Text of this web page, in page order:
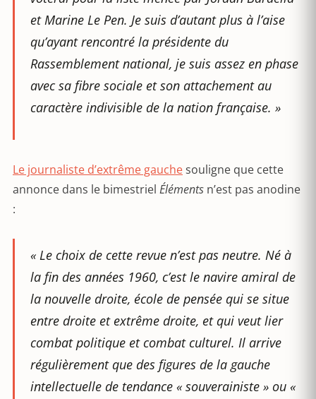
et Marine Le Pen. Je suis d’autant plus à l’aise
qu’ayant rencontré la présidente du
Rassemblement national, je suis assez en phase
avec sa fibre sociale et son attachement au
caractère indivisible de la nation française. »
Le journaliste d’extrême gauchesouligne que cette
annonce dans le bimestriel Éléments n’est pas anodine
:
« Le choix de cette revue n’est pas neutre. Né à
la fin des années 1960, c’est le navire amiral de
la nouvelle droite, école de pensée qui se situe
entre droite et extrême droite, et qui veut lier
combat politique et combat culturel. Il arrive
régulièrement que des figures de la gauche
intellectuelle de tendance « souverainiste » ou «